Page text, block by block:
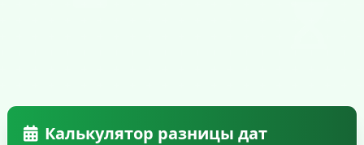
Калькулятор разницы дат